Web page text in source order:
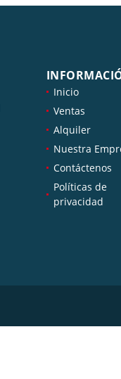
Inicio
Ventas
Alquiler
Nuestra
Contáctenos
Políticas de
privacidad